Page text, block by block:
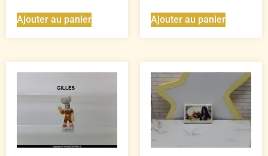
Ajouter au panier Ajouter au panier